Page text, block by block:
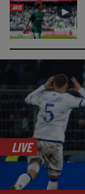
AVIS ►
LIVE